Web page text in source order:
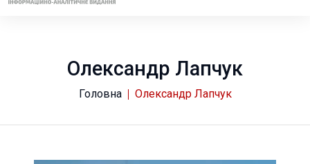
Олександр Лапчук
Головна Олександр Лапчук